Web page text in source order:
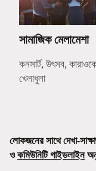
সামাজিক মেলামেশা
কনসার্ট, উৎসব,
খেলাধুলা
লোকজনের সাথে দেখা-
ওকমিউনিটি গাইডলাইন